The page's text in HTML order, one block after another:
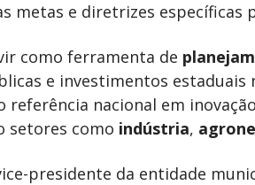
metas e diretrizes específicas
como ferramenta de
e investimentos estaduais
referência nacional em
setores como indústria,
presidente da entidade